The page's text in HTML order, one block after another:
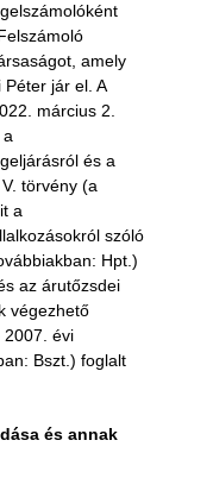
amely
jár el. A
március 2.
és a
törvény (a
a
szóló
Hpt.)
az árutőzsdei
végezhető
2007. évi
Bszt.) foglalt
és annak